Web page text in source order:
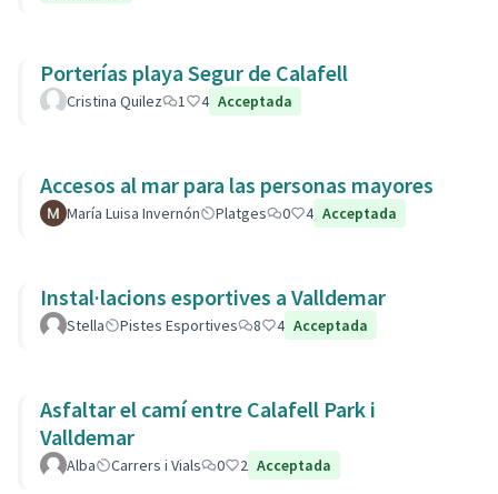
Porterías playa Segur de Calafell
Cristina Quilez 1 4 Acceptada
Accesos al mar para las personas mayores
María Luisa Invernón Platges 0 4 Acceptada
Instal·lacions esportives a Valldemar
Stella Pistes Esportives 8 4 Acceptada
Asfaltar el camí entre Calafell Park i
Valldemar
Alba Carrers i Vials 0 2 Acceptada